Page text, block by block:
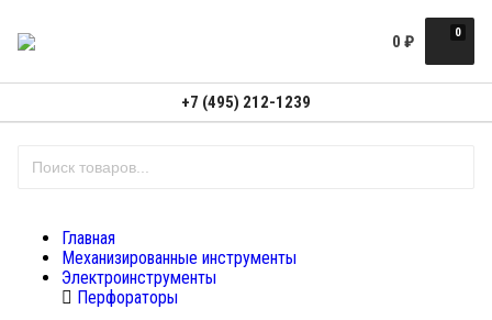
0
0 ₽
+7 (495) 212-1239
Главная
Механизированные инструменты
Электроинструменты
Перфораторы